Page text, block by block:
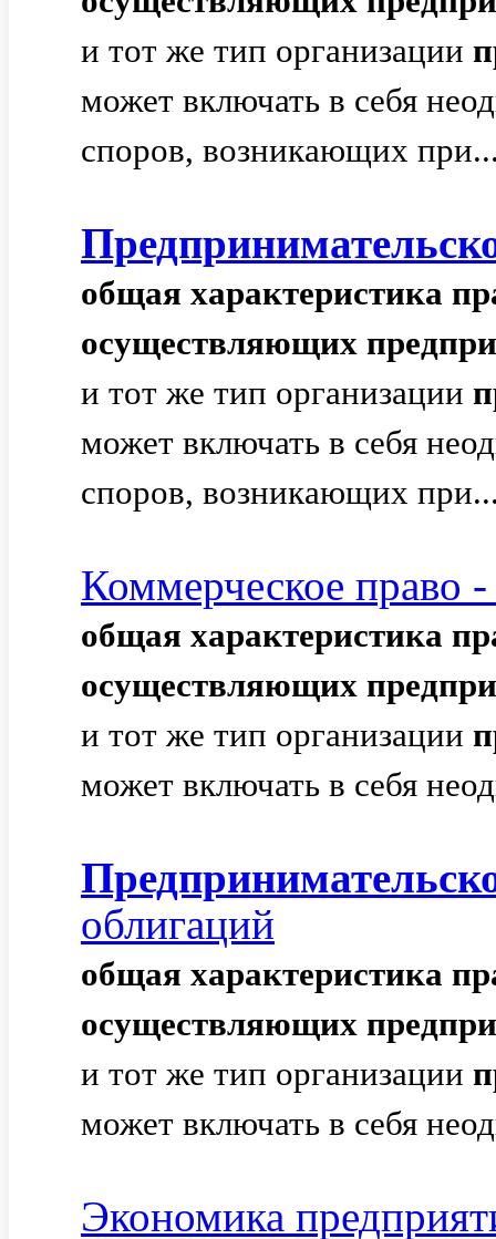
и тот же тип организации
может включать в себя
споров, возникающих
общая характеристика
осуществляющих
и тот же тип организации
может включать в себя
споров, возникающих
Коммерческое право
общая характеристика
осуществляющих
и тот же тип организации
может включать в себя
облигаций
общая характеристика
осуществляющих
и тот же тип организации
может включать в себя
Экономика